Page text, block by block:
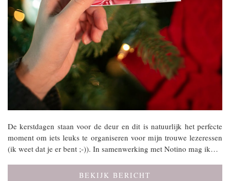
De kerstdagen staan voor de deur en dit is natuurlijk het perfecte
moment om iets leuks te organiseren voor mijn trouwe lezeressen
(ik weet dat je er bent ;-)). In samenwerking met Notino mag ik…
BEKIJK BERICHT